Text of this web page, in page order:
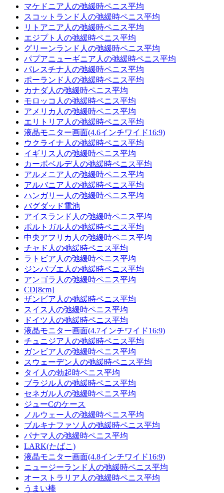
マケドニア人の弛緩時ペニス平均
スコットランド人の弛緩時ペニス平均
リトアニア人の弛緩時ペニス平均
エジプト人の弛緩時ペニス平均
グリーンランド人の弛緩時ペニス平均
パプアニューギニア人の弛緩時ペニス平均
パレスチナ人の弛緩時ペニス平均
ポーランド人の弛緩時ペニス平均
カナダ人の弛緩時ペニス平均
モロッコ人の弛緩時ペニス平均
アメリカ人の弛緩時ペニス平均
エリトリア人の弛緩時ペニス平均
液晶モニター画面(4.6インチワイド16:9)
ウクライナ人の弛緩時ペニス平均
イギリス人の弛緩時ペニス平均
カーボベルデ人の弛緩時ペニス平均
アルメニア人の弛緩時ペニス平均
アルバニア人の弛緩時ペニス平均
ハンガリー人の弛緩時ペニス平均
バグダッド電池
アイスランド人の弛緩時ペニス平均
ポルトガル人の弛緩時ペニス平均
中央アフリカ人の弛緩時ペニス平均
チャド人の弛緩時ペニス平均
ラトビア人の弛緩時ペニス平均
ジンバブエ人の弛緩時ペニス平均
アンゴラ人の弛緩時ペニス平均
CD[8cm]
ザンビア人の弛緩時ペニス平均
スイス人の弛緩時ペニス平均
ドイツ人の弛緩時ペニス平均
液晶モニター画面(4.7インチワイド16:9)
チュニジア人の弛緩時ペニス平均
ガンビア人の弛緩時ペニス平均
スウェーデン人の弛緩時ペニス平均
タイ人の勃起時ペニス平均
ブラジル人の弛緩時ペニス平均
セネガル人の弛緩時ペニス平均
ジューCのケース
ノルウェー人の弛緩時ペニス平均
ブルキナファソ人の弛緩時ペニス平均
パナマ人の弛緩時ペニス平均
LARK(たばこ)
液晶モニター画面(4.8インチワイド16:9)
ニュージーランド人の弛緩時ペニス平均
オーストラリア人の弛緩時ペニス平均
うまい棒